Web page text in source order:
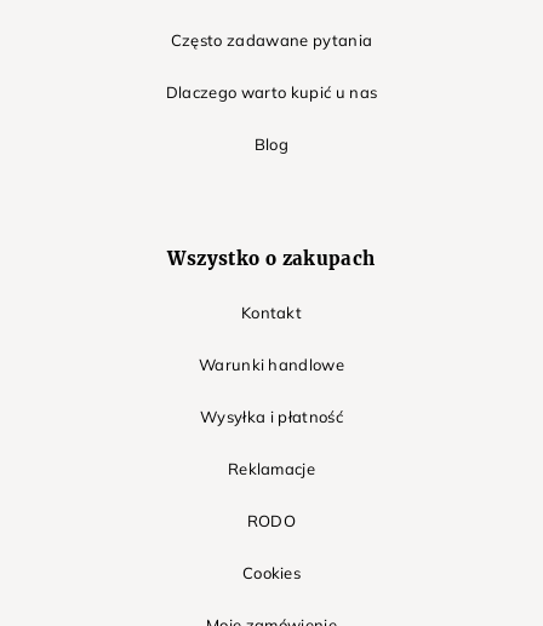
Często zadawane pytania
Dlaczego warto kupić u nas
Blog
Wszystko o zakupach
Kontakt
Warunki handlowe
Wysyłka i płatność
Reklamacje
RODO
Cookies